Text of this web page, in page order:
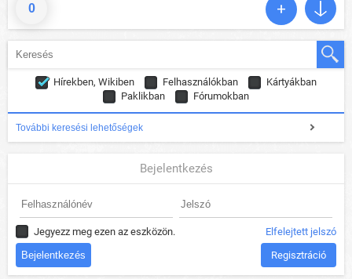
0
Hírekben, Wikiben Felhasználókban
Kártyákban
Paklikban
Fórumokban
További keresési lehetőségek
Bejelentkezés
Jegyezz meg ezen az eszközön. Elfelejtett jelszó
Regisztráció